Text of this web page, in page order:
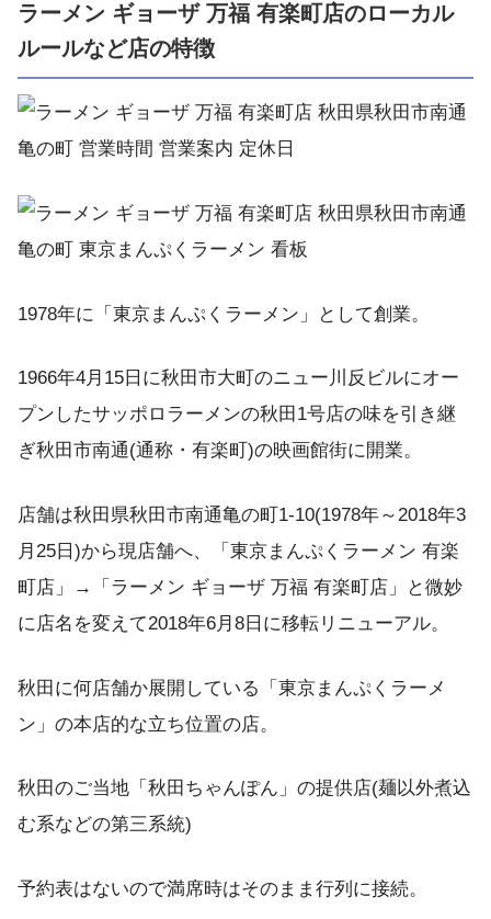
ラーメン ギョーザ 万福 有楽町店のローカル
ルールなど店の特徴
1978年に「東京まんぷくラーメン」として創業。
1966年4月15日に秋田市大町のニュー川反ビルにオー
プンしたサッポロラーメンの秋田1号店の味を引き継
ぎ秋田市南通(通称・有楽町)の映画館街に開業。
店舗は秋田県秋田市南通亀の町1-10(1978年～2018年3
月25日)から現店舗へ、「東京まんぷくラーメン 有楽
町店」→「ラーメン ギョーザ 万福 有楽町店」と微妙
に店名を変えて2018年6月8日に移転リニューアル。
秋田に何店舗か展開している「東京まんぷくラーメ
ン」の本店的な立ち位置の店。
秋田のご当地「秋田ちゃんぽん」の提供店(麺以外煮込
む系などの第三系統)
予約表はないので満席時はそのまま行列に接続。